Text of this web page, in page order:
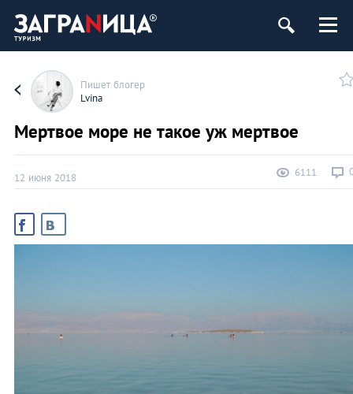
Пишет блогер
Lvina
Мертвое море не такое уж мертвое
12 июня 2018 6111